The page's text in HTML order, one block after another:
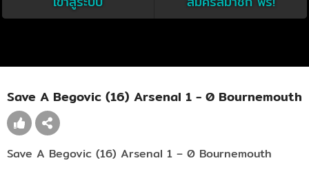
Save A Begovic (16) Arsenal 1 - 0 Bournemouth
Save A Begovic (16) Arsenal 1 – 0 Bournemouth